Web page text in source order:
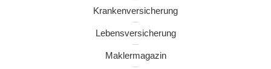
Krankenversicherung
Lebensversicherung
Maklermagazin